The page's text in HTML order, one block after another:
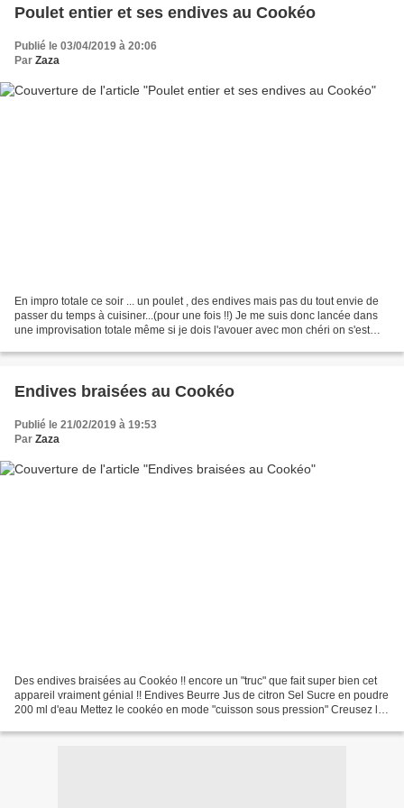
Poulet entier et ses endives au Cookéo
Publié le 03/04/2019 à 20:06
Par Zaza
En impro totale ce soir ... un poulet , des endives mais pas du tout envie de
passer du temps à cuisiner...(pour une fois !!) Je me suis donc lancée dans
une improvisation totale même si je dois l'avouer avec mon chéri on s'est
Endives braisées au Cookéo
Publié le 21/02/2019 à 19:53
Par Zaza
Des endives braisées au Cookéo !! encore un "truc" que fait super bien cet
appareil vraiment génial !! Endives Beurre Jus de citron Sel Sucre en poudre
200 ml d'eau Mettez le cookéo en mode "cuisson sous pression" Creusez le